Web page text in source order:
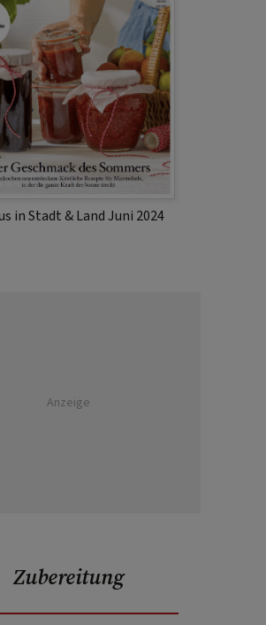
in Stadt & Land Juni 2024
Anzeige
Zubereitung